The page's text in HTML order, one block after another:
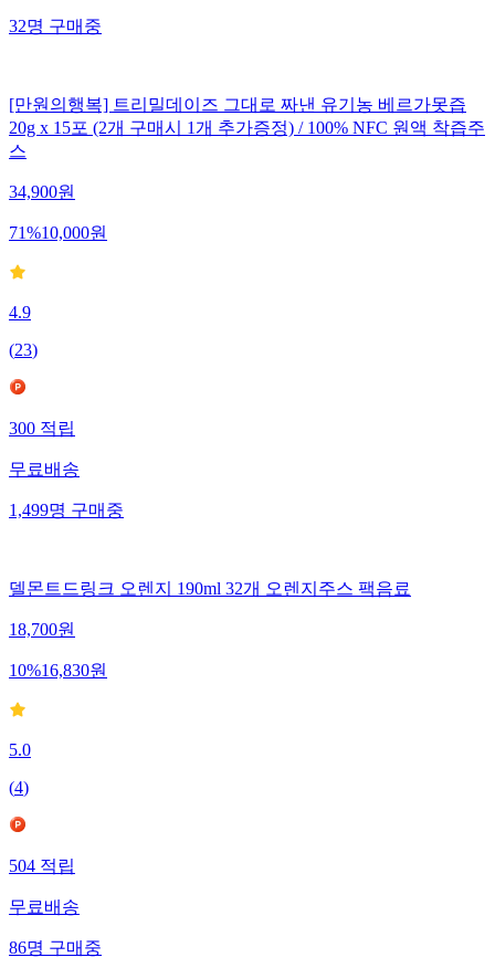
32명구매중
[만원의행복] 트리밀데이즈 그대로 짜낸 유기농 베르가못즙
20g x 15포 (2개 구매시 1개 추가증정) / 100% NFC 원액 착즙주
스
34,900원
71%10,000원
4.9
(23)
300적립
무료배송
1,499명구매중
델몬트드링크 오렌지 190ml 32개 오렌지주스 팩음료
18,700원
10%16,830원
5.0
(4)
504적립
무료배송
86명구매중